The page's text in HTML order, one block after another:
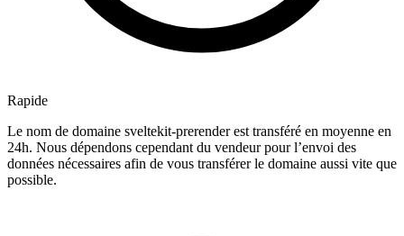
Rapide
Le nom de domaine sveltekit-prerender est transféré en moyenne en
24h. Nous dépendons cependant du vendeur pour l’envoi des
données nécessaires afin de vous transférer le domaine aussi vite que
possible.